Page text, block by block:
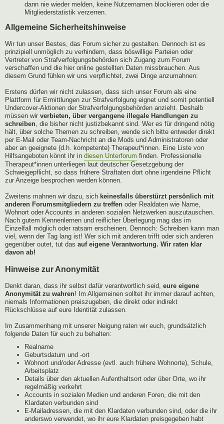
dann nie wieder melden, keine Nutzernamen blockieren oder die
Mitgliederstatistik verzerren.
Allgemeine Sicherheitshinweise
Wir tun unser Bestes, das Forum sicher zu gestalten. Dennoch ist es
prinzipiell unmöglich zu verhindern, dass böswillige Parteien oder
Vertreter von Strafverfolgungsbehörden sich Zugang zum Forum
verschaffen und die hier online gestellten Daten missbrauchen. Aus
diesem Grund fühlen wir uns verpflichtet, zwei Dinge anzumahnen:
Erstens dürfen wir nicht zulassen, dass sich unser Forum als eine
Plattform für Ermittlungen zur Strafverfolgung eignet und somit potentiell
Undercover-Aktionen der Strafverfolgungsbehörden anzieht. Deshalb
müssen wir verbieten, über vergangene illegale Handlungen zu
schreiben, die bisher nicht justizbekannt sind. Wer es für dringend nötig
hält, über solche Themen zu schreiben, wende sich bitte entweder direkt
per E-Mail oder Team-Nachricht an die Mods und Administratoren oder
aber an geeignete (d.h. kompetente) Therapeut*innen. Eine Liste von
Hilfsangeboten könnt ihr in diesen Unterforum finden. Professionelle
Therapeut*innen unterliegen laut deutscher Gesetzgebung der
Schweigepflicht, so dass frühere Straftaten dort ohne irgendeine Pflicht
zur Anzeige besprochen werden können.
Zweitens mahnen wir dazu, sich keinesfalls überstürzt persönlich mit
anderen Forumsmitgliedern zu treffen oder Realdaten wie Name,
Wohnort oder Accounts in anderen sozialen Netzwerken auszutauschen.
Nach gutem Kennenlernen und reiflicher Überlegung mag das im
Einzelfall möglich oder ratsam erscheinen. Dennoch: Schreiben kann man
viel, wenn der Tag lang ist! Wer sich mit anderen trifft oder sich anderen
gegenüber outet, tut das auf eigene Verantwortung. Wir raten klar
davon ab!
Hinweise zur Anonymität
Denkt daran, dass ihr selbst dafür verantwortlich seid, eure eigene
Anonymität zu wahren! Im Allgemeinen solltet ihr immer darauf achten,
niemals Informationen preiszugeben, die direkt oder indirekt
Rückschlüsse auf eure Identität zulassen.
Im Zusammenhang mit unserer Neigung raten wir euch, grundsätzlich
folgende Daten für euch zu behalten:
Realname
Geburtsdatum und -ort
Wohnort und/oder Adresse (evtl. auch frühere Wohnorte), Schule,
Arbeitsplatz
Details über den aktuellen Aufenthaltsort oder über Orte, wo ihr
regelmäßig verkehrt
Accounts in sozialen Medien und anderen Foren, die mit den
Klardaten verbunden sind
E-Mailadressen, die mit den Klardaten verbunden sind, oder die ihr
anderswo verwendet, wo ihr eure Klardaten preisgegeben habt